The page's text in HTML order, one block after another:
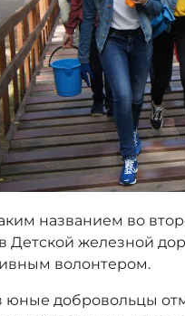
названием во
Детской железной
волонтером.
юные добровольцы